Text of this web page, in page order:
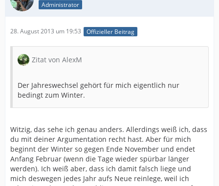
Administrator
28. August 2013 um 19:53 Offizieller Beitrag
Zitat von AlexM
Der Jahreswechsel gehört für mich eigentlich nur
bedingt zum Winter.
Witzig, das sehe ich genau anders. Allerdings weiß ich, dass
du mit deiner Argumentation recht hast. Aber für mich
beginnt der Winter so gegen Ende November und endet
Anfang Februar (wenn die Tage wieder spürbar länger
werden). Ich weiß aber, dass ich damit falsch liege und
mich deswegen jedes Jahr aufs Neue reinlege, weil ich